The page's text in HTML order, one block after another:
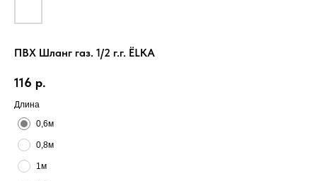
ПВХ Шланг газ. 1/2 г.г. ЁLKA
116 р.
Длина
0,6м
0,8м
1м